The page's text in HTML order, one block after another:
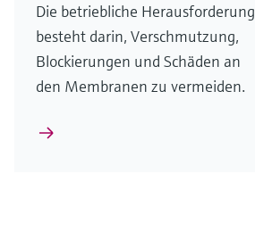
Die betriebliche Herausforderung
besteht darin, Verschmutzung,
Blockierungen und Schäden an
den Membranen zu vermeiden.